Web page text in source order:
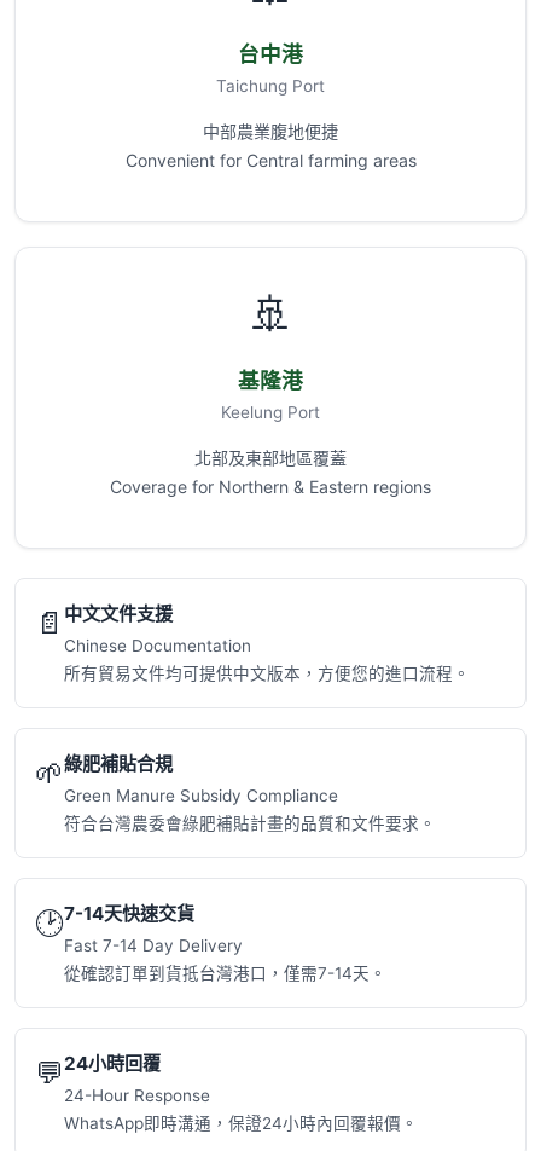
台中港
Taichung Port
中部農業腹地便捷
Convenient for Central farming areas
🚢
基隆港
Keelung Port
北部及東部地區覆蓋
Coverage for Northern & Eastern regions
📄 中文文件支援
Chinese Documentation
所有貿易文件均可提供中文版本，方便您的進口流程。
🌱綠肥補貼合規
Green Manure Subsidy Compliance
符合台灣農委會綠肥補貼計畫的品質和文件要求。
🕑7-14天快速交貨
Fast 7-14 Day Delivery
從確認訂單到貨抵台灣港口，僅需7-14天。
💬24小時回覆
24-Hour Response
WhatsApp即時溝通，保證24小時內回覆報價。